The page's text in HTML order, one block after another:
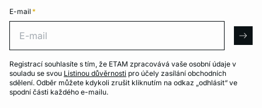
E-mail *
Registrací souhlasíte s tím, že ETAM zpracovává vaše osobní údaje v
souladu se svou Listinou důvěrnosti pro účely zasílání obchodních
sdělení. Odběr můžete kdykoli zrušit kliknutím na odkaz „odhlásit“ ve
spodní části každého e-mailu.